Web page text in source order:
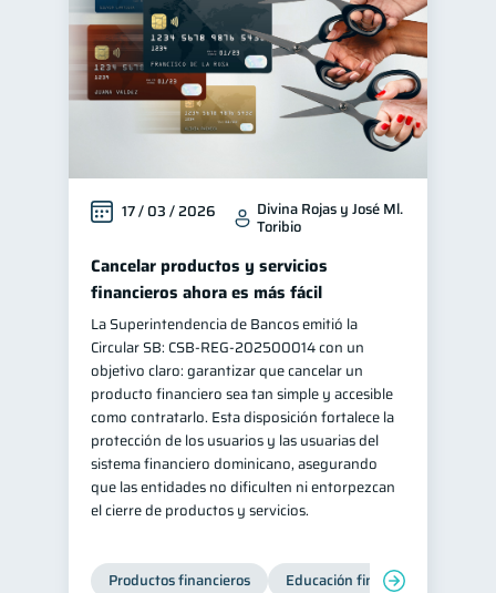
Cuenta Abandonada
Inversiones 2
Cuenta Inactiva 1
Finanzas Personales
Educación Financiera
Mipymes
Información financiera 1
inversiones
Salud mental 1 ahorro 1
Retiro 1 Doble sueldo 1
Gasto responsable 1
información financiera 1
17 / 03 / 2026 Divina Rojas y José Ml.
Toribio
Cancelar productos y servicios
financieros ahora es más fácil
La Superintendencia de Bancos emitió la
Circular SB: CSB‑REG‑202500014 con un
objetivo claro: garantizar que cancelar un
producto financiero sea tan simple y accesible
como contratarlo. Esta disposición fortalece la
protección de los usuarios y las usuarias del
sistema financiero dominicano, asegurando
que las entidades no dificulten ni entorpezcan
el cierre de productos y servicios.
Productos financieros Educación financiera